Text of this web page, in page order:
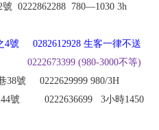
0222862288 780—1030 3h
0282612928 生客一律不送
(980-3000不等)
38號 0222629999 980/3H
號 0222636699 3小時1450